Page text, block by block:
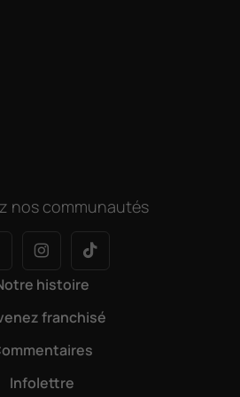
nos communautés
histoire
franchisé
Infolettre